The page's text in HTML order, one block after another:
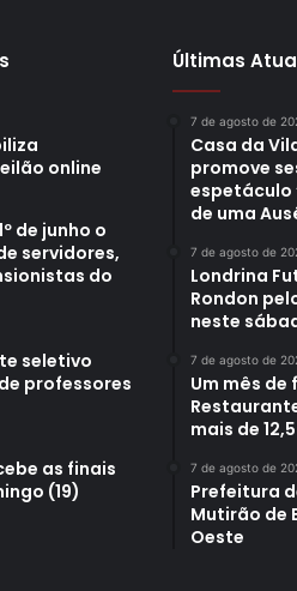
online
de junho o
servidores,
do
seletivo
professores
as finais
(19)
Últimas
7 de agosto de
Casa da
promove
espetáculo
de uma
7 de agosto de
Londrina
Rondon
neste
7 de agosto de
Um mês
mais de
7 de agosto de
Prefeitura
Mutirão de
Oeste